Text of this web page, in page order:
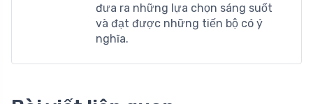
đưa ra những lựa chọn sáng suốt
và đạt được những tiến bộ có ý
nghĩa.